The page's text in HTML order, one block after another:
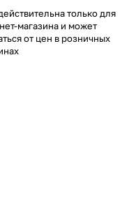
недостающую
первой части платежа
только для
магазина и может
от цен в розничных